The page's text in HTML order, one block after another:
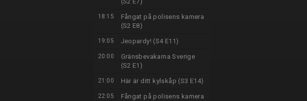
18:15
Fångat på polisens kamera
(S2 E8)
19:05 Jeopardy! (S4 E11)
20:00
Gränsbevakarna Sverige
(S2 E1)
21:00 Här är ditt kylskåp (S3 E14)
22:05
Fångat på polisens kamera